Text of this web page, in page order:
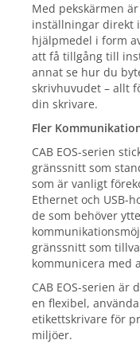
Med pekskärmen
inställningar direkt
hjälpmedel i form
att få tillgång till
annat se hur du
skrivhuvudet – allt
din skrivare.
Fler
CAB EOS-serien
gränssnitt som
som är vanligt
Ethernet och USB-
de som behöver
gränssnitt som
kommunicera med
CAB EOS-serien är
en flexibel,
etikettskrivare för
miljöer.